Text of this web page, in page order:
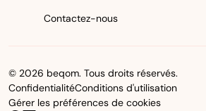
Contactez-nous
© 2026 beqom. Tous droits réservés.
ConfidentialitéConditions d'utilisation
Gérer les préférences de cookies